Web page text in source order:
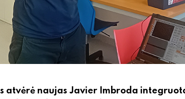
atvėrė naujas Javier Imbroda